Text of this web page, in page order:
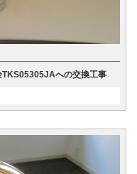
TKS05305JAへの交換工事